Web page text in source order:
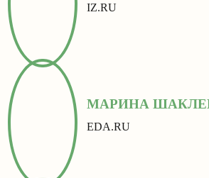
IZ.RU
МАРИНА
EDA.RU